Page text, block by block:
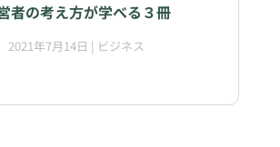
者の考え方が学べる３冊
2021年7月14日 | ビジネス